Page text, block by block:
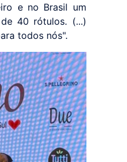
e no Brasil um
40 rótulos. (...)
todos nós".